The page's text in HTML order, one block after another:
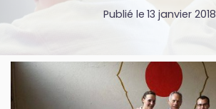
Publié le 13 janvier 2018